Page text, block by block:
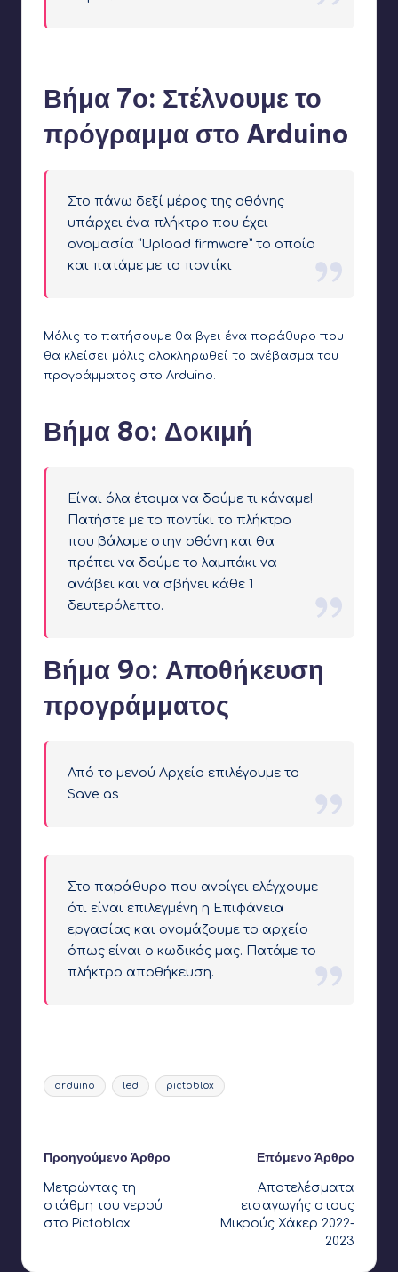
Βήμα 7ο: Στέλνουμε το
πρόγραμμα στο Arduino
Στο πάνω δεξί μέρος της οθόνης
υπάρχει ένα πλήκτρο που έχει
ονομασία “Upload firmware” το οποίο
και πατάμε με το ποντίκι
Μόλις το πατήσουμε θα βγει ένα παράθυρο που
θα κλείσει μόλις ολοκληρωθεί το ανέβασμα του
προγράμματος στο Arduino.
Βήμα 8ο: Δοκιμή
Είναι όλα έτοιμα να δούμε τι κάναμε!
Πατήστε με το ποντίκι το πλήκτρο
που βάλαμε στην οθόνη και θα
πρέπει να δούμε το λαμπάκι να
ανάβει και να σβήνει κάθε 1
δευτερόλεπτο.
Βήμα 9ο: Αποθήκευση
προγράμματος
Από το μενού Αρχείο επιλέγουμε το
Save as
Στο παράθυρο που ανοίγει ελέγχουμε
ότι είναι επιλεγμένη η Επιφάνεια
εργασίας και ονομάζουμε το αρχείο
όπως είναι ο κωδικός μας. Πατάμε το
πλήκτρο αποθήκευση.
Ετικέτες:
arduino led pictoblox
Πλοήγηση
δημοσιεύσεων
Προηγούμενο Άρθρο
Μετρώντας τη
στάθμη του νερού
στο Pictoblox
Επόμενο Άρθρο
Αποτελέσματα
εισαγωγής στους
Μικρούς Χάκερ 2022-
2023